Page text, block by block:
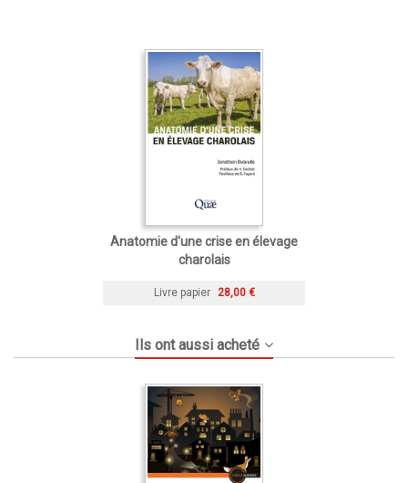
Anatomie d'une crise en élevage
charolais
Livre papier 28,00 €
Ils ont aussi acheté